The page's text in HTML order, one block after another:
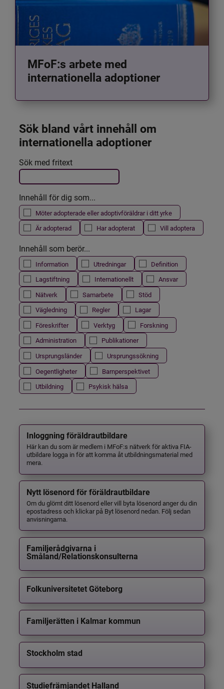
MFoF:s arbete med
internationella adoptioner
Sök bland vårt innehåll om
internationella adoptioner
Filtrera resultatet
Det här formuläret postas automatiskt
Sök med fritext
Innehåll för dig som...
Möter adopterade eller adoptivföräldrar i ditt yrke
Är adopterad
Har adopterat Vill adoptera
Innehåll som berör...
Information Utredningar
Definition
Lagstiftning
Internationellt
Ansvar
Nätverk
Samarbete
Stöd
Vägledning
Regler
Lagar
Föreskrifter
Verktyg
Forskning
Administration
Publikationer
Ursprungsländer
Ursprungssökning
Oegentligheter
Barnperspektivet
Utbildning
Psykisk hälsa
Inloggning föräldrautbildare
Här kan du som är medlem i MFoF:s nätverk för aktiva FIA-
utbildare logga in för att komma åt utbildningsmaterial med
mera.
Nytt lösenord för föräldrautbildare
Om du glömt ditt lösenord eller vill byta lösenord anger du din
epostadress och klickar på Byt lösenord nedan. Följ sedan
anvisningarna.
Familjerådgivarna i
Småland/Relationskonsulterna
Folkuniversitetet Göteborg
Familjerätten i Kalmar kommun
Stockholm stad
Studiefrämjandet Halland